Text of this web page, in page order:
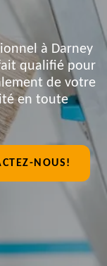
à Darney
qualifié pour
de votre
en toute
NOUS!